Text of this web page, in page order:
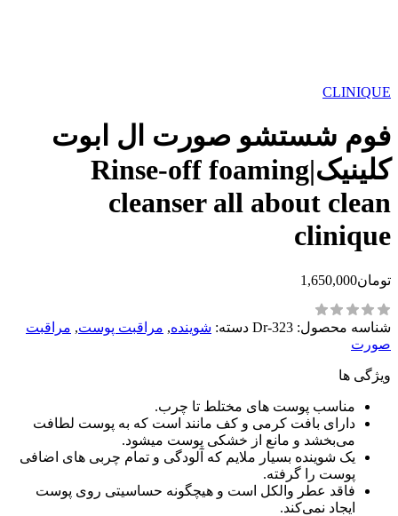
CLINIQUE
فوم شستشو صورت ال ابوت
کلینیک|Rinse-off foaming
cleanser all about clean
clinique
تومان1,650,000
شناسه محصول: Dr-323 دسته: شوینده, مراقبت پوست, مراقبت
صورت
ویژگی ها
مناسب پوست های مختلط تا چرب.
دارای بافت کرمی و کف مانند است که به پوست لطافت
می‌بخشد و مانع از خشکی پوست میشود.
یک شوینده بسیار ملایم که آلودگی و تمام چربی های اضافی
پوست را گرفته.
فاقد عطر والکل است و هیچگونه حساسیتی روی پوست
ایجاد نمی‌کند.